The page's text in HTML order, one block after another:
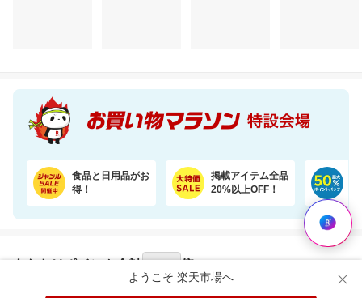
ようこそ 楽天市場へ
食品と日用品がお
得！
掲載アイテム全品
20%以上OFF！
あなたはポイント 合計 倍